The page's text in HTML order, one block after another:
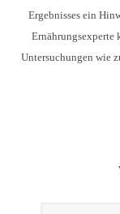
Ergebnisses ein
Ernährungsexperte
Untersuchungen wie